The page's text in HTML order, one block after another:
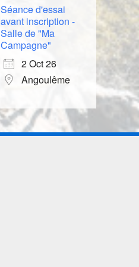
Séance d'essai
avant inscription -
Salle de "Ma
Campagne"
2 Oct 26
Angoulême